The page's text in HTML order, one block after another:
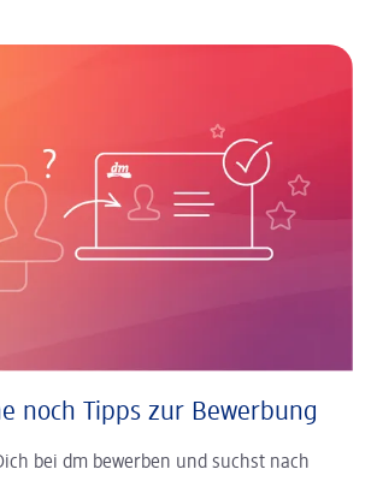
noch Tipps zur Bewerbung
bei dm bewerben und suchst nach